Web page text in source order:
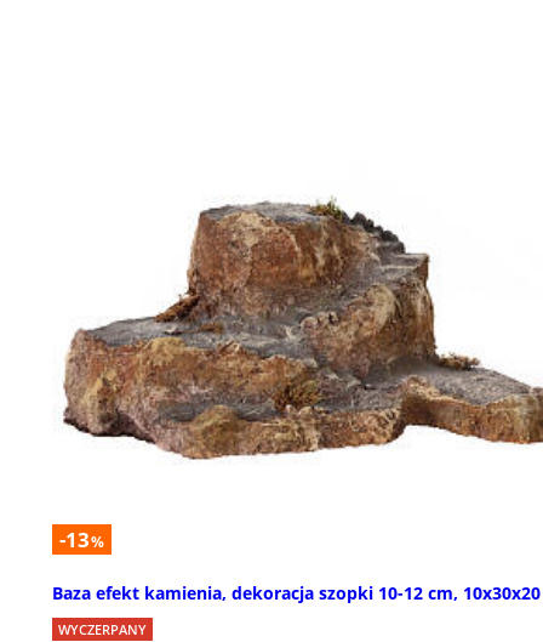
-13%
Baza efekt kamienia, dekoracja szopki 10-12 cm, 10x30x20
WYCZERPANY